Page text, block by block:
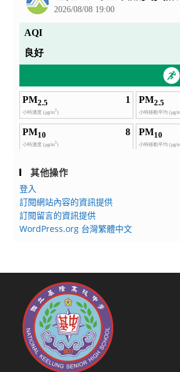
其他操作
登入
訂閱網站內容的資訊提供
訂閱留言的資訊提供
WordPress.org 台灣繁體中文